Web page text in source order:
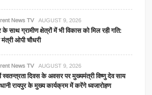
News TV AUGUST 9, 2026
के साथ ग्रामीण क्षेत्रों में भी विकास को मिल रही गति:
मंत्री ओपी चौधरी
News TV AUGUST 9, 2026
स्वतन्त्रता दिवस के अवसर पर मुख्यमंत्री विष्णु देव साय
रायपुर के मुख्य कार्यक्रम में करेंगे ध्वजारोहण